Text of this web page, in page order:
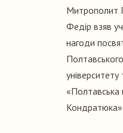
Митрополит
Федір взяв
нагоди
«Полтавська
Кондратюка»